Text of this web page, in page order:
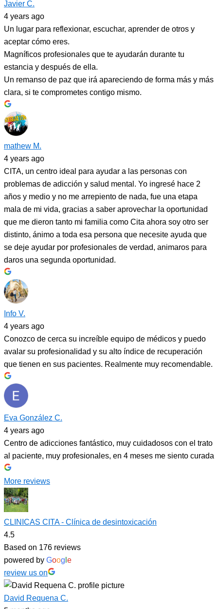
Javier C.
4 years ago
Un lugar para reflexionar, escuchar, aprender de otros y
aceptar cómo eres.
Magníficos profesionales que te ayudarán durante tu
estancia y después de ella.
Un remanso de paz que irá apareciendo de forma más y más
clara, si te comprometes contigo mismo.
mathew M.
4 years ago
CITA, un centro ideal para ayudar a las personas con
problemas de adicción y salud mental. Yo ingresé hace 2
años y medio y no me arrepiento de nada, fue una etapa
mala de mi vida, gracias a saber aprovechar la oportunidad
que me dieron tanto mi familia como Cita ahora soy otro ser
distinto, ánimo a toda esa persona que necesite ayuda que
se deje ayudar por profesionales de verdad, animaros para
daros una segunda oportunidad.
Info V.
4 years ago
Conozco de cerca su increíble equipo de médicos y puedo
avalar su profesionalidad y su alto índice de recuperación
que tienen en sus pacientes. Realmente muy recomendable.
Eva González C.
4 years ago
Centro de adicciones fantástico, muy cuidadosos con el trato
al paciente, muy profesionales, en 4 meses me siento curada
More reviews
CLINICAS CITA - Clínica de desintoxicación
4.5
Based on 176 reviews
powered by Goog e
review us on
David Requena C.